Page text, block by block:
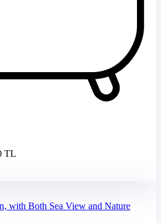
TL
with Both Sea View and Nature